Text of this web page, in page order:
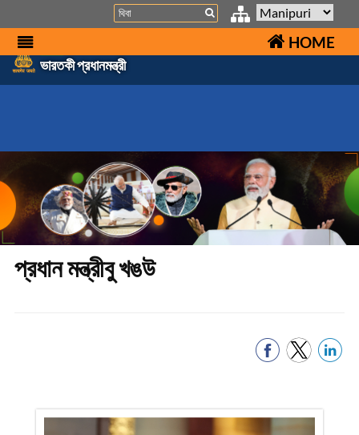
Search
HOME
ভারতকী প্রধানমন্ত্রী
প্রধান মন্ত্রীবু খঙউ